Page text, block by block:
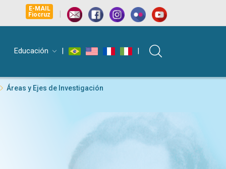
E-MAIL
Fiocruz
|
Educación | |
Áreas y Ejes de Investigación